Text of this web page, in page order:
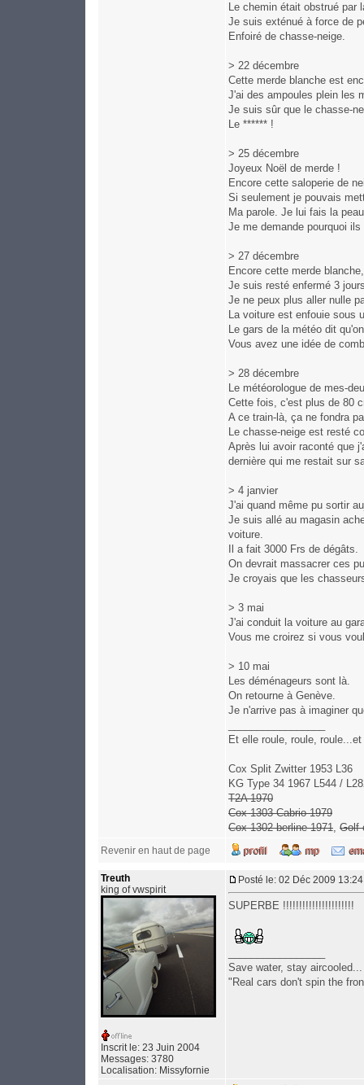
Le chemin était obstrué par
Je suis exténué à force de
Enfoiré de chasse-neige.
> 22 décembre
Cette merde blanche est
J'ai des ampoules plein les
Je suis sûr que le chasse-
Le ****** !
> 25 décembre
Joyeux Noël de merde !
Encore cette saloperie de
Si seulement je pouvais
Ma parole. Je lui fais la
Je me demande pourquoi
> 27 décembre
Encore cette merde
Je suis resté enfermé 3
Je ne peux plus aller nulle
La voiture est enfouie sous
Le gars de la météo dit
Vous avez une idée de
> 28 décembre
Le météorologue de mes-
Cette fois, c'est plus de 80
A ce train-là, ça ne fondra
Le chasse-neige est resté
Après lui avoir raconté que
dernière qui me restait sur
> 4 janvier
J'ai quand même pu sortir
Je suis allé au magasin
voiture.
Il a fait 3000 Frs de dégâts.
On devrait massacrer ces
Je croyais que les
> 3 mai
J'ai conduit la voiture au
Vous me croirez si vous
> 10 mai
Les déménageurs sont là.
On retourne à Genève.
Je n'arrive pas à imaginer
Et elle roule, roule,
Cox Split Zwitter 1953 L36
KG Type 34 1967 L544 /
T2A 1970
Cox 1303 Cabrio 1979
Cox 1302 berline 1971, Golf
Revenir en haut de page
Treuth
king of vwspirit
Inscrit le: 23 Juin 2004
Messages: 3780
Localisation: Missyfornie
Posté le: 02 Déc 2009 13:24
SUPERBE !!!!!!!!!!!!!!!!!!!!!!
Save water, stay aircooled...
"Real cars don't spin the